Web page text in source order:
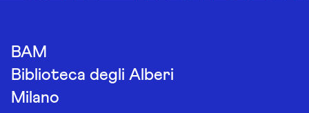
BAM
Biblioteca degli Alberi
Milano